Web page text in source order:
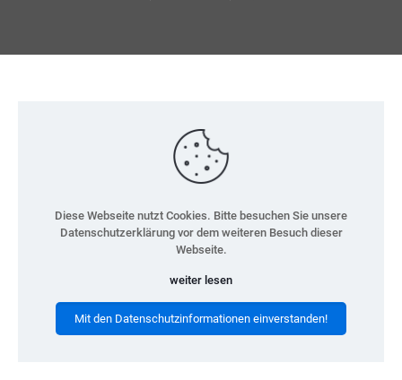
Diese Webseite nutzt Cookies. Bitte besuchen Sie unsere
Datenschutzerklärung vor dem weiteren Besuch dieser
Webseite.
weiter lesen
Mit den Datenschutzinformationen einverstanden!